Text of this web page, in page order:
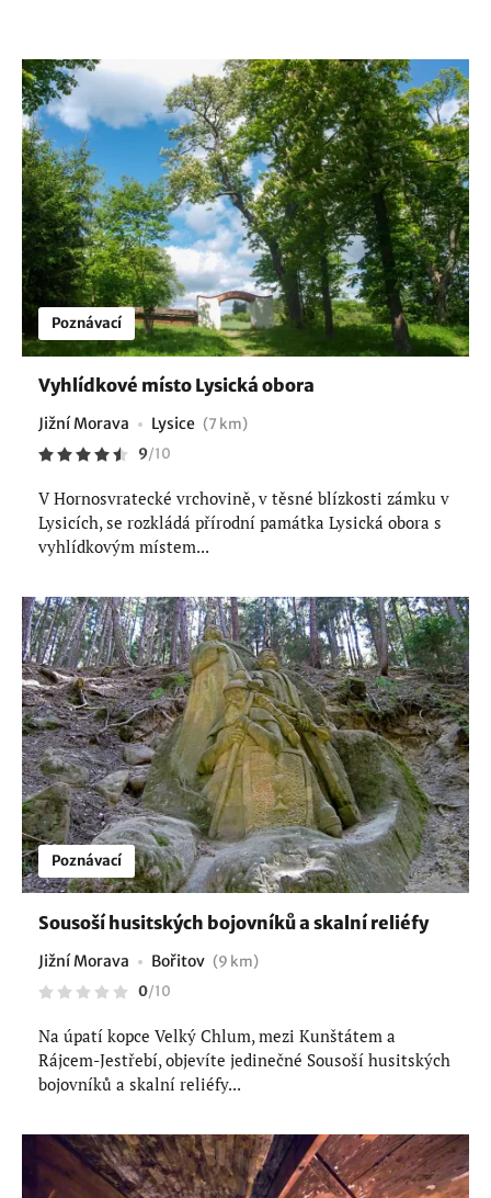
Poznávací
Vyhlídkové místo Lysická obora
Jižní Morava Lysice (7 km)
9/10
V Hornosvratecké vrchovině, v těsné blízkosti zámku v
Lysicích, se rozkládá přírodní památka Lysická obora s
vyhlídkovým místem...
Poznávací
Sousoší husitských bojovníků a skalní reliéfy
Jižní Morava Bořitov (9 km)
0/10
Na úpatí kopce Velký Chlum, mezi Kunštátem a
Rájcem-Jestřebí, objevíte jedinečné Sousoší husitských
bojovníků a skalní reliéfy...